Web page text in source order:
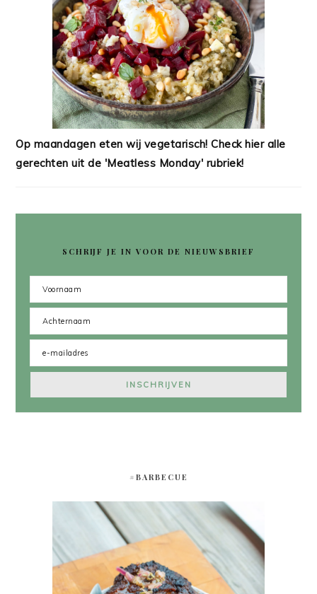
Op maandagen eten wij vegetarisch! Check hier alle
gerechten uit de 'Meatless Monday' rubriek!
SCHRIJF JE IN VOOR DE NIEUWSBRIEF
#BARBECUE